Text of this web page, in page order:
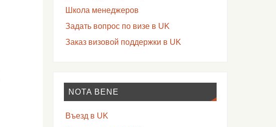
Школа менеджеров
Задать вопрос по визе в UK
Заказ визовой поддержки в UK
NOTA BENE
Въезд в UK